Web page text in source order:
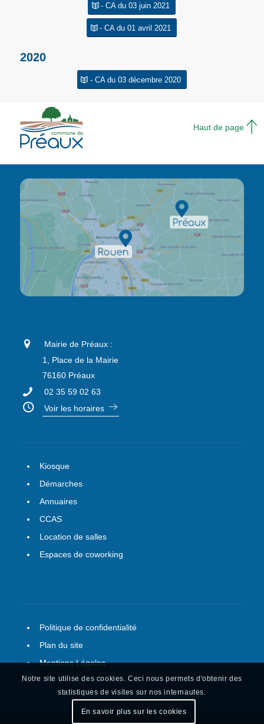
- CA du 03 juin 2021
- CA du 01 avril 2021
2020
- CA du 03 décembre 2020
Haut de page
Mairie de Préaux :
1, Place de la Mairie
76160 Préaux
02 35 59 02 63
Voir les horaires
Kiosque
Démarches
Annuaires
CCAS
Location de salles
Espaces de coworking
Politique de confidentialité
Plan du site
Mentions Légales
Notre site utilise des cookies. Ceci nous permets d'obtenir des
statistiques de visites sur nos internautes.
En savoir plus sur les cookies